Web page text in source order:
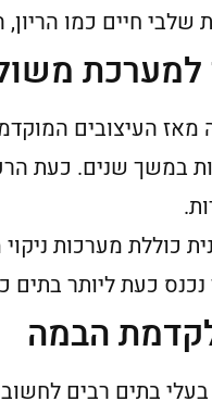
חיים כמו
למערכת
העיצובים
במשך שנים. כעת
כוללת מערכות
כעת ליותר בתים
לקדמת הבמה
בתים רבים